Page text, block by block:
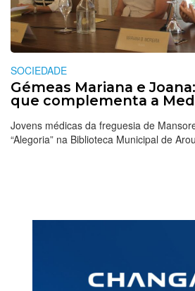
SOCIEDADE
Gémeas Mariana e
que complementa a
Jovens médicas da freguesia de
“Alegoria” na Biblioteca Municipal de